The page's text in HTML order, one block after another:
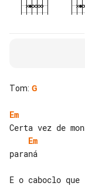
Tom: G
Em
Em